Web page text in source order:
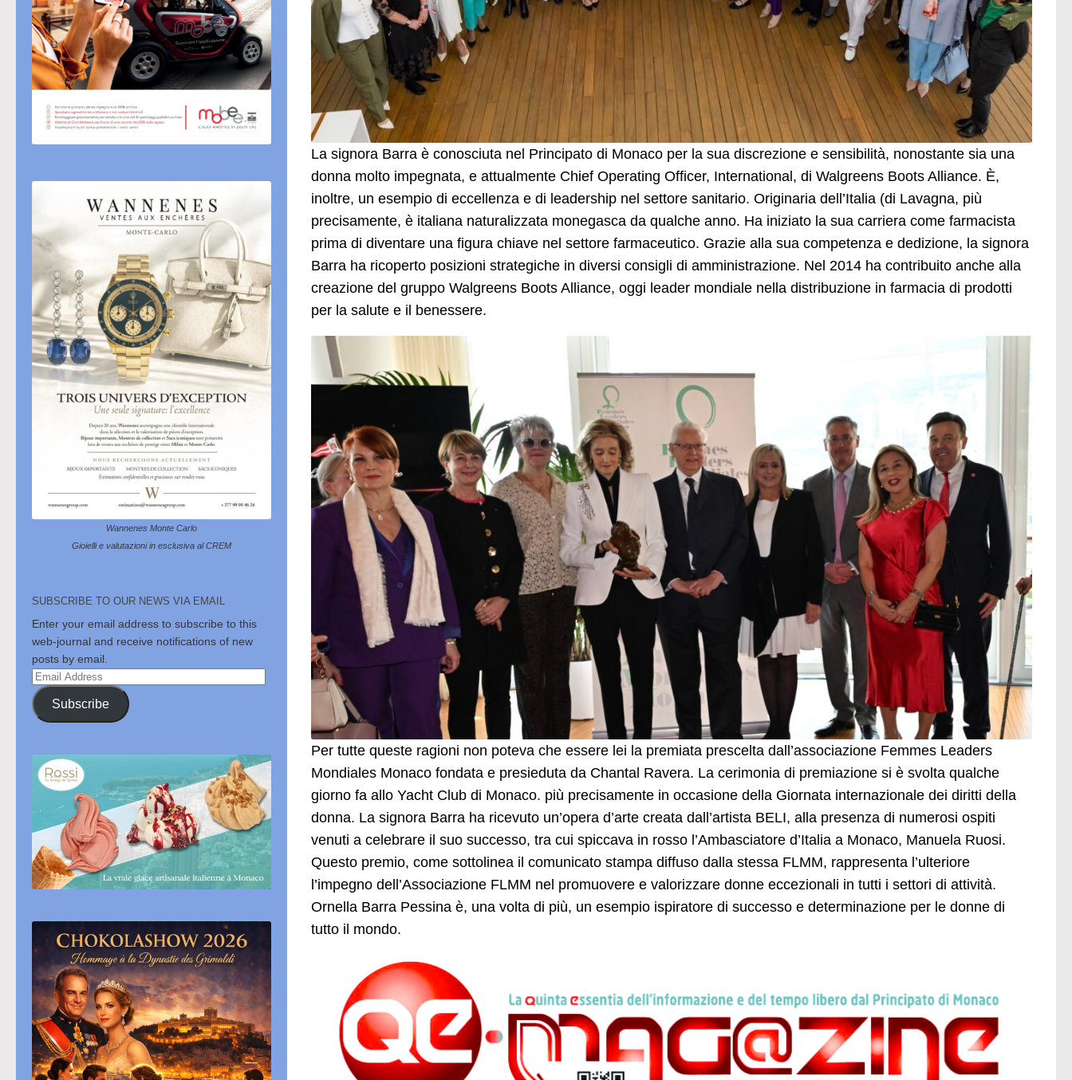
La signora Barra è conosciuta nel Principato di Monaco per la sua discrezione e sensibilità, nonostante sia una
donna molto impegnata, e attualmente Chief Operating Officer, International, di Walgreens Boots Alliance. È,
inoltre, un esempio di eccellenza e di leadership nel settore sanitario. Originaria dell’Italia (di Lavagna, più
precisamente, è italiana naturalizzata monegasca da qualche anno. Ha iniziato la sua carriera come farmacista
prima di diventare una figura chiave nel settore farmaceutico. Grazie alla sua competenza e dedizione, la signora
Barra ha ricoperto posizioni strategiche in diversi consigli di amministrazione. Nel 2014 ha contribuito anche alla
creazione del gruppo Walgreens Boots Alliance, oggi leader mondiale nella distribuzione in farmacia di prodotti
per la salute e il benessere.
Per tutte queste ragioni non poteva che essere lei la premiata prescelta dall’associazione Femmes Leaders
Mondiales Monaco fondata e presieduta da Chantal Ravera. La cerimonia di premiazione si è svolta qualche
giorno fa allo Yacht Club di Monaco. più precisamente in occasione della Giornata internazionale dei diritti della
donna. La signora Barra ha ricevuto un’opera d’arte creata dall’artista BELI, alla presenza di numerosi ospiti
venuti a celebrare il suo successo, tra cui spiccava in rosso l’Ambasciatore d’Italia a Monaco, Manuela Ruosi.
Questo premio, come sottolinea il comunicato stampa diffuso dalla stessa FLMM, rappresenta l’ulteriore
l’impegno dell’Associazione FLMM nel promuovere e valorizzare donne eccezionali in tutti i settori di attività.
Ornella Barra Pessina è, una volta di più, un esempio ispiratore di successo e determinazione per le donne di
tutto il mondo.
Wannenes Monte Carlo
Gioielli e valutazioni in esclusiva al CREM
SUBSCRIBE TO OUR NEWS VIA EMAIL
Enter your email address to subscribe to this
web-journal and receive notifications of new
posts by email.
Email
Address
Subscribe